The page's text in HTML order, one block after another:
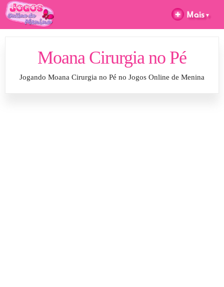
Moana Cirurgia no Pé
Jogando Moana Cirurgia no Pé no Jogos Online de Menina